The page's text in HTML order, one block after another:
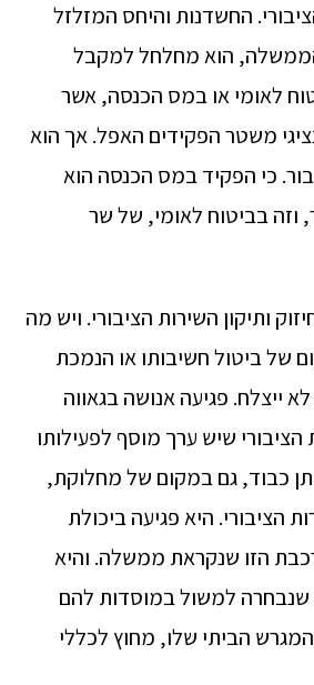
החשדנות והיחס המזלזל
הממשלה, הוא מחלחל למקבל
לאומי או במס הכנסה, אשר
משטר הפקידים האפל. אך הוא
כי הפקיד במס הכנסה הוא
וזה בביטוח לאומי, של שר
ותיקון השירות הציבורי. ויש מה
של ביטול חשיבותו או הנמכת
ייצלח. פגיעה אנושה בגאווה
שיש ערך מוסף לפעילותו
כבוד, גם במקום של מחלוקת,
הציבורי. היא פגיעה ביכולת
הזו שנקראת ממשלה. והיא
שנבחרה למשול במוסדות להם
הביתי שלו, מחוץ לכללי